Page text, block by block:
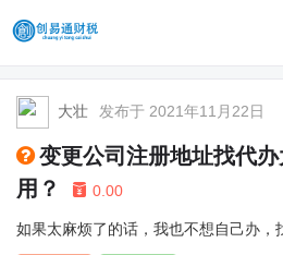
大壮 发布于 2021年11月22日
变更公司注册地址找代
用？
0.00
如果太麻烦了的话，我也不想自己办，